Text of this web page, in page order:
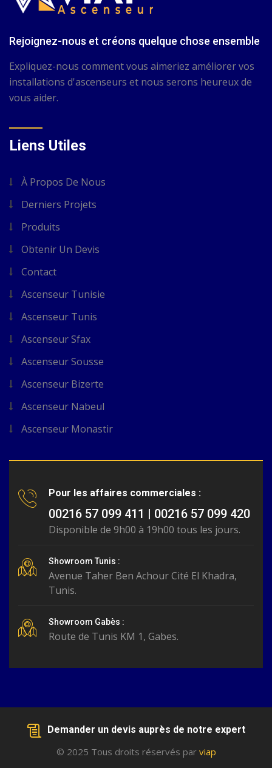
Rejoignez-nous et créons quelque chose ensemble
Expliquez-nous comment vous aimeriez améliorer vos
installations d'ascenseurs et nous serons heureux de
vous aider.
Liens Utiles
À Propos De Nous
Derniers Projets
Produits
Obtenir Un Devis
Contact
Ascenseur Tunisie
Ascenseur Tunis
Ascenseur Sfax
Ascenseur Sousse
Ascenseur Bizerte
Ascenseur Nabeul
Ascenseur Monastir
Pour les affaires commerciales :
00216 57 099 411 | 00216 57 099 420
Disponible de 9h00 à 19h00 tous les jours.
Showroom Tunis :
Avenue Taher Ben Achour Cité El Khadra,
Tunis.
Showroom Gabès :
Route de Tunis KM 1, Gabes.
Demander un devis auprès de notre expert
© 2025 Tous droits réservés par viap